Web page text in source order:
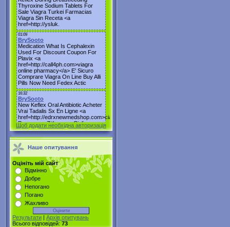
Щоб додати необхідна авторизація
Наше опитування
Оцініть мій сайт
Відмінно
Добре
Непогано
Погано
Жахливо
Результати | Архів опитувань
Всього відповідей: 73